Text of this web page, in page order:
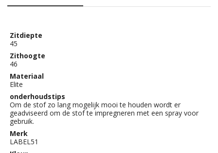
Zitdiepte
45
Zithoogte
46
Materiaal
Elite
onderhoudstips
Om de stof zo lang mogelijk mooi te houden wordt er
geadviseerd om de stof te impregneren met een spray voor
gebruik.
Merk
LABEL51